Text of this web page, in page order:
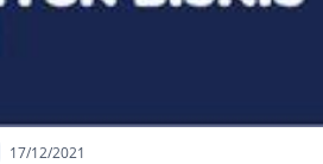
17/12/2021